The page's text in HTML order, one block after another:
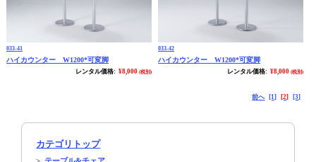
033-41
ハイカウンター W1200*可変脚
レンタル価格:¥8,000 (税別)
033-42
ハイカウンター W1200*可変脚
レンタル価格:¥8,000 (税別)
前へ [1] [2] [3]
カテゴリトップ